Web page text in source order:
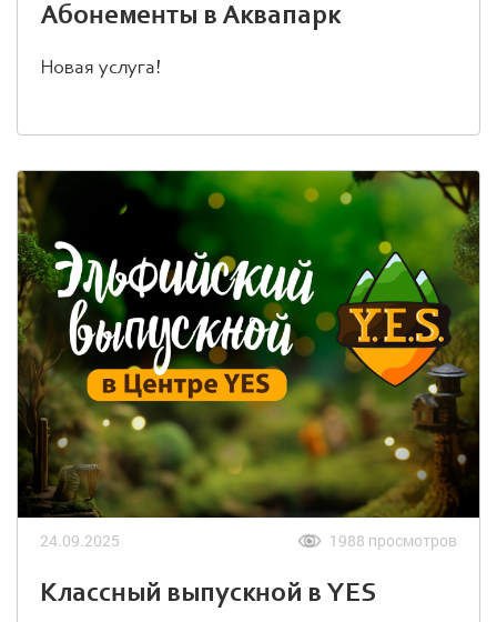
Абонементы в Аквапарк
Новая услуга!
24.09.2025 1988 просмотров
Классный выпускной в YES